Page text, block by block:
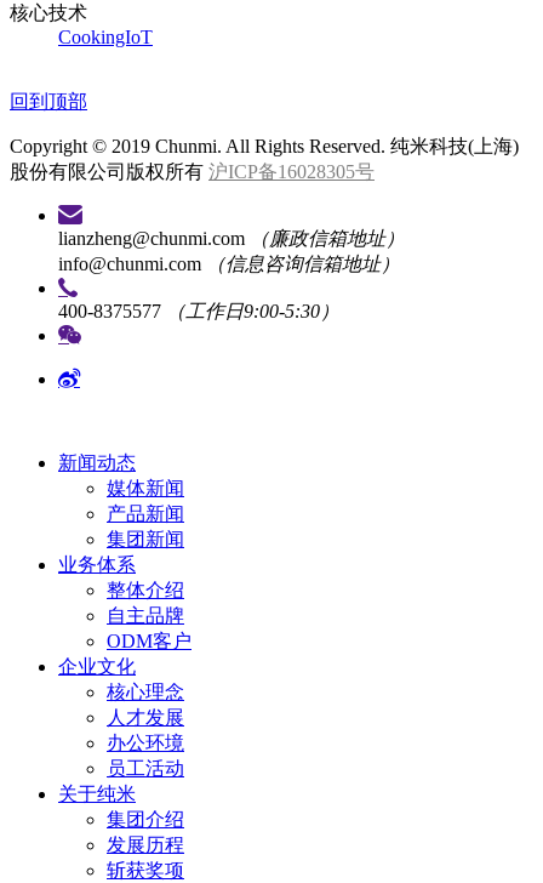
核心技术
CookingIoT
回到顶部
Copyright © 2019 Chunmi. All Rights Reserved. 纯米科技(上海)
股份有限公司版权所有 沪ICP备16028305号
lianzheng@chunmi.com
（廉政信箱地址）
info@chunmi.com
（信息咨询信箱地址）
400-8375577 （工作日9:00-5:30）
新闻动态
媒体新闻
产品新闻
集团新闻
业务体系
整体介绍
自主品牌
ODM客户
企业文化
核心理念
人才发展
办公环境
员工活动
关于纯米
集团介绍
发展历程
斩获奖项